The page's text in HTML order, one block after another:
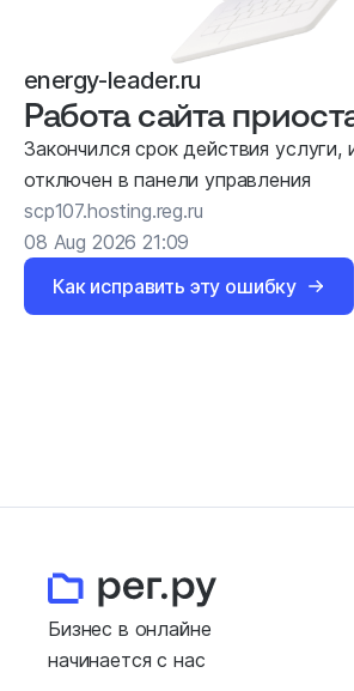
energy-leader.ru
Работа сайта
Закончился срок действия услуги,
отключен в панели управления
scp107.hosting.reg.ru
08 Aug 2026 21:09
Как исправить эту ошибку
Бизнес в онлайне
начинается с нас